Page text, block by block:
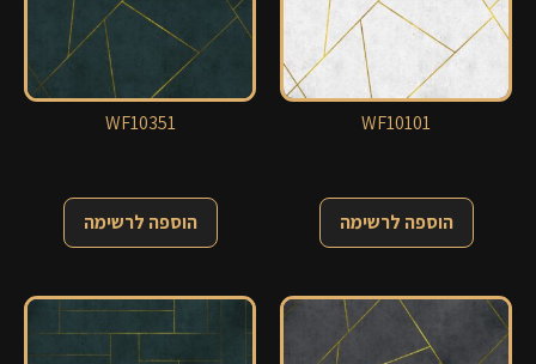
WF10351
הוספה לרשימה
WF10101
הוספה לרשימה